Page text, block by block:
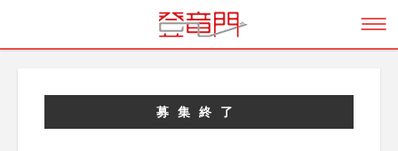
募集終了